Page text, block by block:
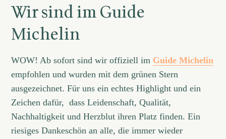
Wir sind im Guide
Michelin
WOW! Ab sofort sind wir offiziell im Guide Michelin
empfohlen und wurden mit dem grünen Stern
ausgezeichnet. Für uns ein echtes Highlight und ein
Zeichen dafür, dass Leidenschaft, Qualität,
Nachhaltigkeit und Herzblut ihren Platz finden. Ein
riesiges Dankeschön an alle, die immer wieder